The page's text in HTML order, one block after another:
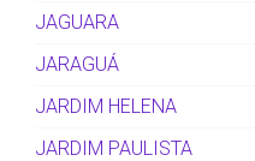
JAGUARA
JARAGUÁ
JARDIM HELENA
JARDIM PAULISTA